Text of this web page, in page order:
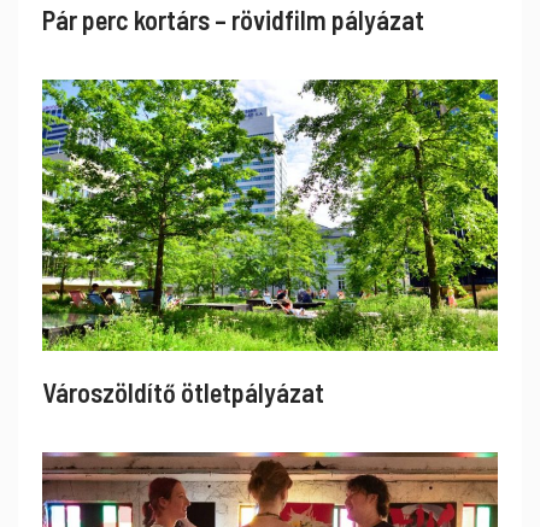
Pár perc kortárs – rövidfilm pályázat
Városzöldítő ötletpályázat